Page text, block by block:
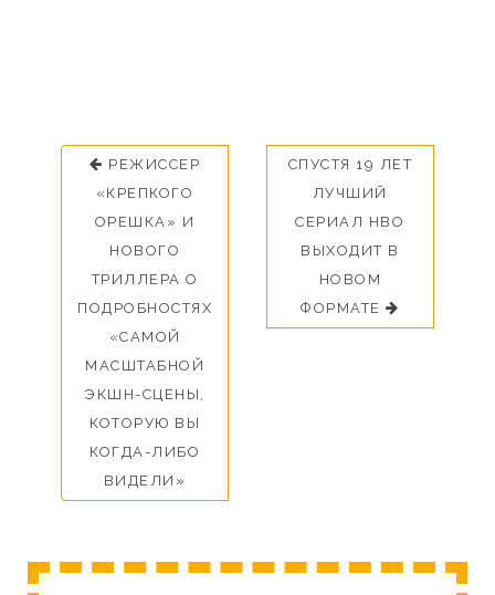
РЕЖИССЕР
«КРЕПКОГО
ОРЕШКА» И
НОВОГО
ТРИЛЛЕРА О
ПОДРОБНОСТЯХ
«САМОЙ
МАСШТАБНОЙ
ЭКШН-СЦЕНЫ,
КОТОРУЮ ВЫ
КОГДА-ЛИБО
ВИДЕЛИ»
СПУСТЯ 19 ЛЕТ
ЛУЧШИЙ
СЕРИАЛ HBO
ВЫХОДИТ В
НОВОМ
ФОРМАТЕ